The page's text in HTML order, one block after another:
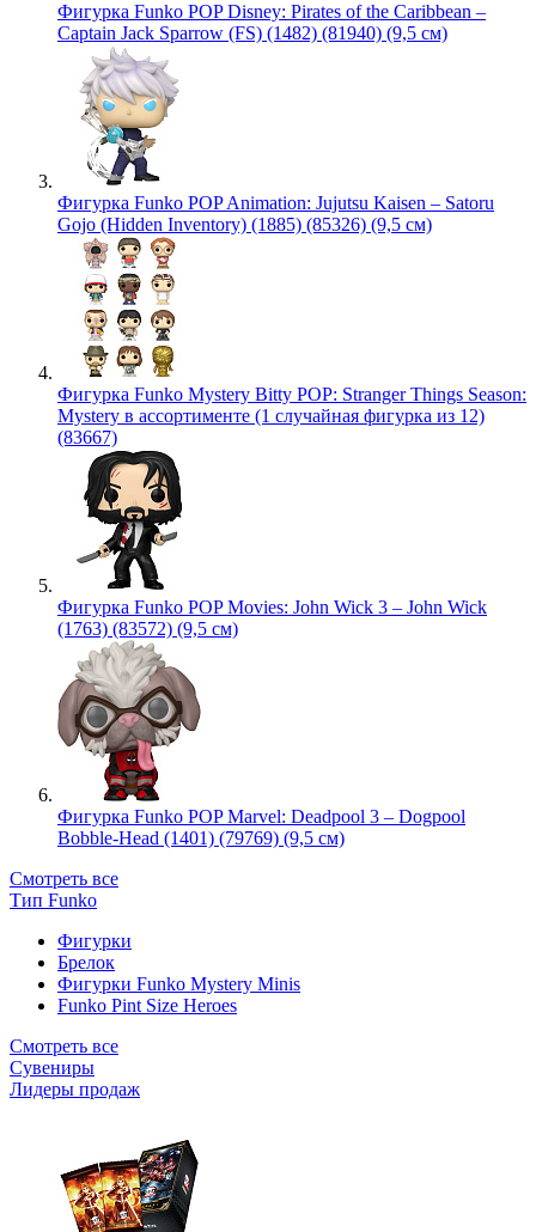
Фигурка Funko POP Disney: Pirates of the Caribbean –
Captain Jack Sparrow (FS) (1482) (81940) (9,5 см)
Фигурка Funko POP Animation: Jujutsu Kaisen – Satoru
Gojo (Hidden Inventory) (1885) (85326) (9,5 см)
Фигурка Funko Mystery Bitty POP: Stranger Things Season:
Mystery в ассортименте (1 случайная фигурка из 12)
(83667)
Фигурка Funko POP Movies: John Wick 3 – John Wick
(1763) (83572) (9,5 см)
Фигурка Funko POP Marvel: Deadpool 3 – Dogpool
Bobble-Head (1401) (79769) (9,5 см)
Смотреть все
Тип Funko
Фигурки
Брелок
Фигурки Funko Mystery Minis
Funko Pint Size Heroes
Смотреть все
Сувениры
Лидеры продаж